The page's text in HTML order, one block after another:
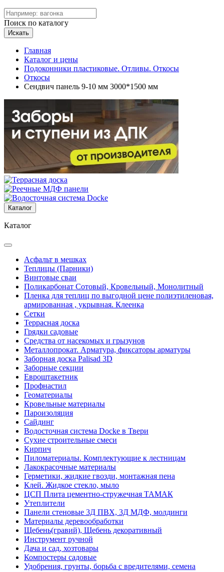
Поиск по каталогу
Искать
Главная
Каталог и цены
Подоконники пластиковые. Отливы. Откосы
Откосы
Сендвич панель 9-10 мм 3000*1500 мм
Каталог
Каталог
Асфальт в мешках
Теплицы (Парники)
Винтовые сваи
Поликарбонат Сотовый, Кровельный, Монолитный
Пленка для теплиц по выгодной цене полиэтиленовая,
армированная , укрывная. Клеенка
Сетки
Террасная доска
Грядки садовые
Средства от насекомых и грызунов
Металлопрокат. Арматура, фиксаторы арматуры
Заборная доска Palisad 3D
Заборные секции
Евроштакетник
Профнастил
Геоматериалы
Кровельные материалы
Пароизоляция
Сайдинг
Водосточная система Docke в Твери
Сухие строительные смеси
Кирпич
Пиломатериалы. Комплектующие к лестницам
Лакокрасочные материалы
Герметики, жидкие гвозди, монтажная пена
Клей. Жидкое стекло, мыло
ЦСП Плита цементно-стружечная ТАМАК
Утеплители
Панели стеновые 3Д ПВХ, 3Д МДФ, молдинги
Материалы деревообработки
Щебень(гравий), Щебень декоративный
Инструмент ручной
Дача и сад, хозтовары
Компостеры садовые
Удобрения, грунты, борьба с вредителями, семена